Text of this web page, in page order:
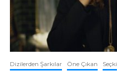
Dizilerden Şarkılar Öne Çıkan Seçki